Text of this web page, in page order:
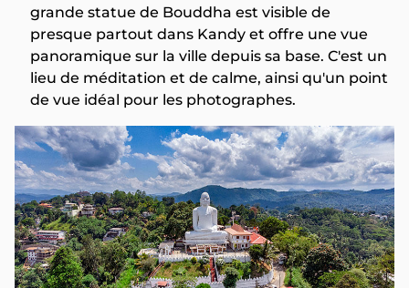
grande statue de Bouddha est visible de
presque partout dans Kandy et offre une vue
panoramique sur la ville depuis sa base. C'est un
lieu de méditation et de calme, ainsi qu'un point
de vue idéal pour les photographes.